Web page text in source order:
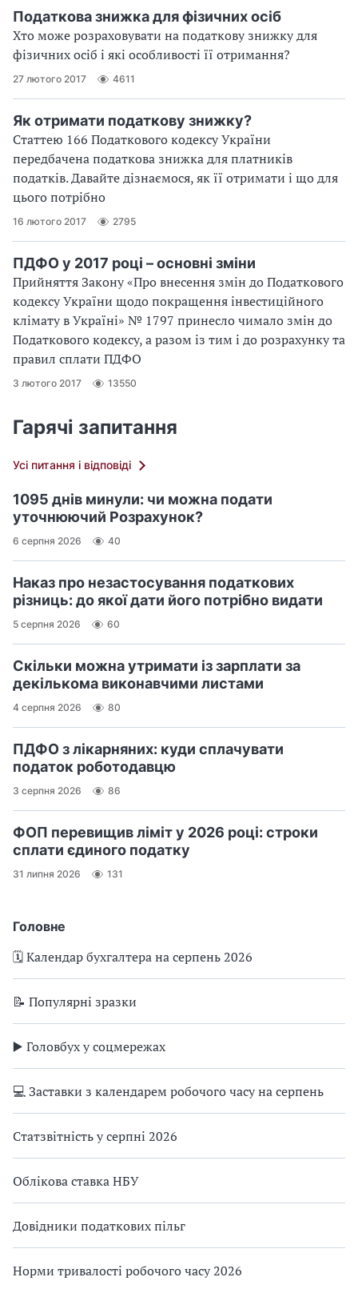
Головне
🗓️ Календар бухгалтера на серпень 2026
📝 Популярні зразки
▶️ Головбух у соцмережах
💻 Заставки з календарем робочого часу на серпень
Статзвітність у серпні 2026
Облікова ставка НБУ
Довідники податкових пільг
Норми тривалості робочого часу 2026
Податкова знижка для фізичних осіб
Хто може розраховувати на податкову знижку для
фізичних осіб і які особливості її отримання?
27 лютого 2017 4611
Як отримати податкову знижку?
Статтею 166 Податкового кодексу України
передбачена податкова знижка для платників
податків. Давайте дізнаємося, як її отримати і що для
цього потрібно
16 лютого 2017 2795
ПДФО у 2017 році – основні зміни
Прийняття Закону «Про внесення змін до Податкового
кодексу України щодо покращення інвестиційного
клімату в Україні» № 1797 принесло чимало змін до
Податкового кодексу, а разом із тим і до розрахунку та
правил сплати ПДФО
3 лютого 2017 13550
Гарячі запитання
Усі питання і відповіді
1095 днів минули: чи можна подати
уточнюючий Розрахунок?
6 серпня 2026 40
Наказ про незастосування податкових
різниць: до якої дати його потрібно видати
5 серпня 2026 60
Скільки можна утримати із зарплати за
декількома виконавчими листами
4 серпня 2026 80
ПДФО з лікарняних: куди сплачувати
податок роботодавцю
3 серпня 2026 86
ФОП перевищив ліміт у 2026 році: строки
сплати єдиного податку
31 липня 2026 131